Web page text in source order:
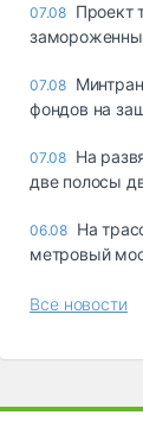
07.08 Проект
07.08
фондов на
07.08 На
две полосы
06.08 На
метровый
Все новости